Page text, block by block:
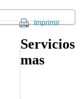
Imprimir
Servicios
mas